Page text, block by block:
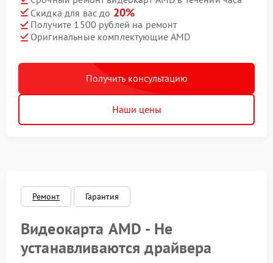
Скидка для вас до 20%
Получите 1500 рублей на ремонт
Оригинальные комплектующие AMD
Получить консультацию
Наши цены
Ремонт Гарантия
Видеокарта AMD - Не
устанавливаются драйвера